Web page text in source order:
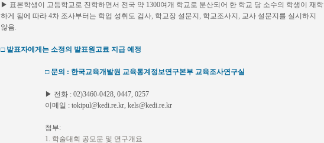
▶ 표본학생이 고등학교로 진학하면서 전국 약 1300여개 학교로 분산되어 한 학교 당 소수의 학생이 재학
하게 됨에 따라 4차 조사부터는 학업 성취도 검사, 학교장 설문지, 학교조사지, 교사 설문지를 실시하지
않음.
□ 발표자에게는 소정의 발표원고료 지급 예정
□ 문의 : 한국교육개발원 교육통계정보연구본부 교육조사연구실
▶ 전화 : 02)3460-0428, 0447, 0257
이메일 : tokipul@kedi.re.kr, kels@kedi.re.kr
첨부:
1. 학술대회 공모문 및 연구개요